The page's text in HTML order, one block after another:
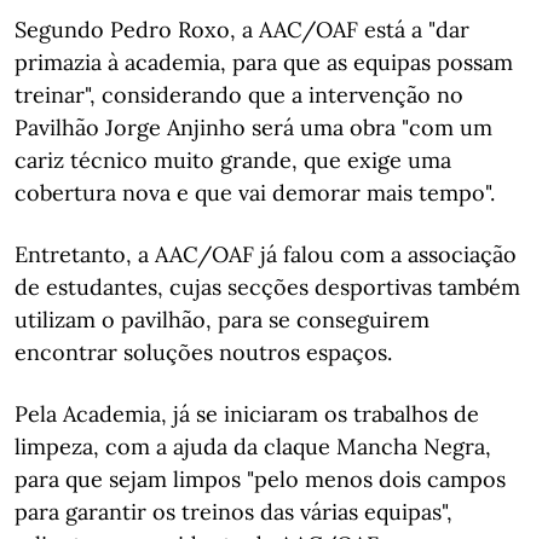
Segundo Pedro Roxo, a AAC/OAF está a "dar
primazia à academia, para que as equipas possam
treinar", considerando que a intervenção no
Pavilhão Jorge Anjinho será uma obra "com um
cariz técnico muito grande, que exige uma
cobertura nova e que vai demorar mais tempo".
Entretanto, a AAC/OAF já falou com a associação
de estudantes, cujas secções desportivas também
utilizam o pavilhão, para se conseguirem
encontrar soluções noutros espaços.
Pela Academia, já se iniciaram os trabalhos de
limpeza, com a ajuda da claque Mancha Negra,
para que sejam limpos "pelo menos dois campos
para garantir os treinos das várias equipas",